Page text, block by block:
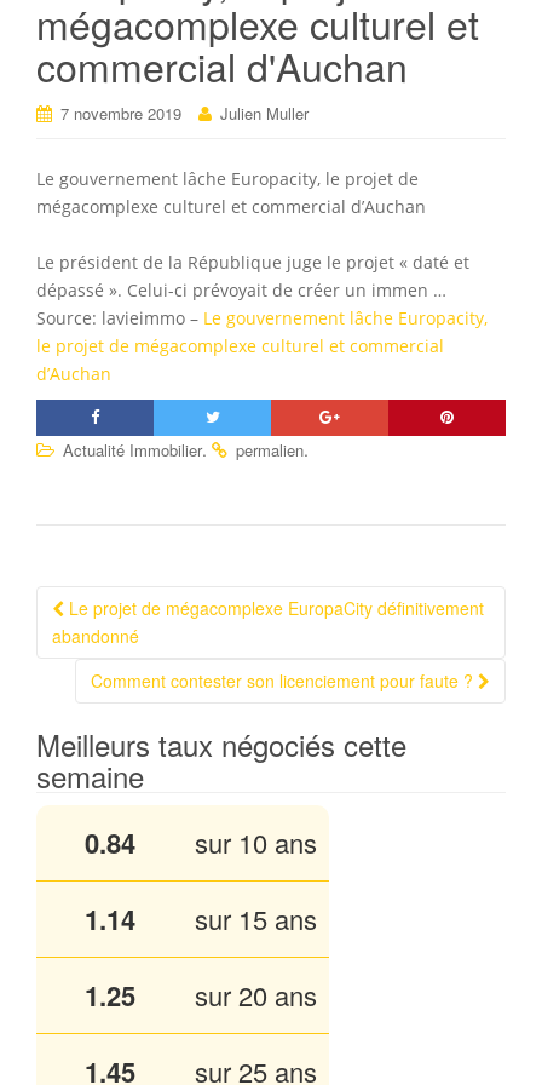
mégacomplexe culturel et
commercial d'Auchan
7 novembre 2019 Julien Muller
Le gouvernement lâche Europacity, le projet de
mégacomplexe culturel et commercial d’Auchan
Le président de la République juge le projet « daté et
dépassé ». Celui-ci prévoyait de créer un immen …
Source: lavieimmo – Le gouvernement lâche Europacity,
le projet de mégacomplexe culturel et commercial
d’Auchan
Actualité Immobilier. permalien.
Navigation Article
Le projet de mégacomplexe EuropaCity définitivement
abandonné
Comment contester son licenciement pour faute ?
Meilleurs taux négociés cette
semaine
0.84 sur 10 ans
1.14 sur 15 ans
1.25 sur 20 ans
1.45 sur 25 ans